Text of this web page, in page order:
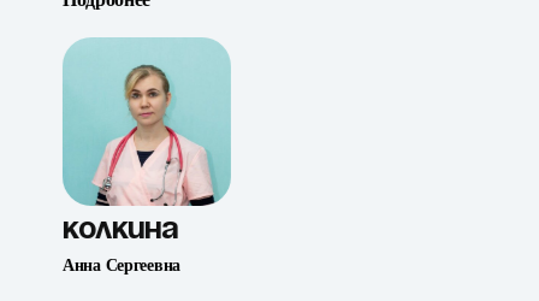
Колкина
Анна Сергеевна